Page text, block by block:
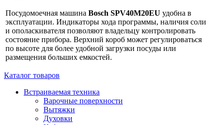
Посудомоечная машина Bosch SPV40M20EU удобна в
эксплуатации. Индикаторы хода программы, наличия соли
и ополаскивателя позволяют владельцу контролировать
состояние прибора. Верхний короб может регулироваться
по высоте для более удобной загрузки посуды или
размещения больших емкостей.
Каталог товаров
Встраиваемая техника
Варочные поверхности
Вытяжки
Духовки